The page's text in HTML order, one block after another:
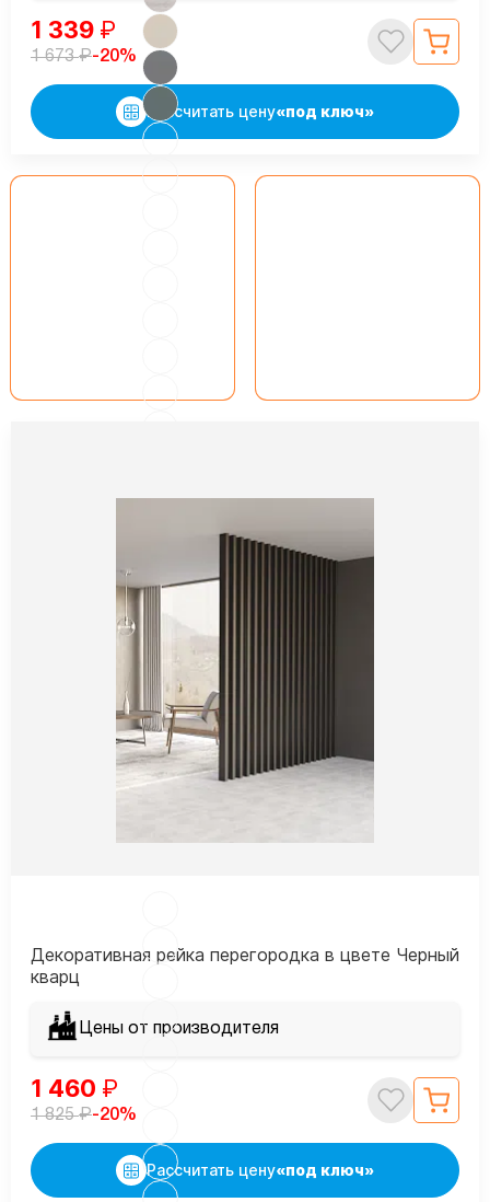
1 339 ₽
1 673₽-20%
Рассчитать цену«под ключ»
Декоративная рейка перегородка в цвете Черный
кварц
Цены от производителя
1 460 ₽
1 825₽-20%
Рассчитать цену«под ключ»